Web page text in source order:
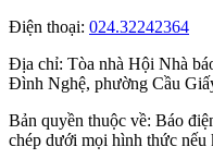
Điện thoại: 024.32242364
Địa chỉ: Tòa nhà Hội Nhà
Đình Nghệ, phường Cầu
Bản quyền thuộc về: Báo
chép dưới mọi hình thức nếu